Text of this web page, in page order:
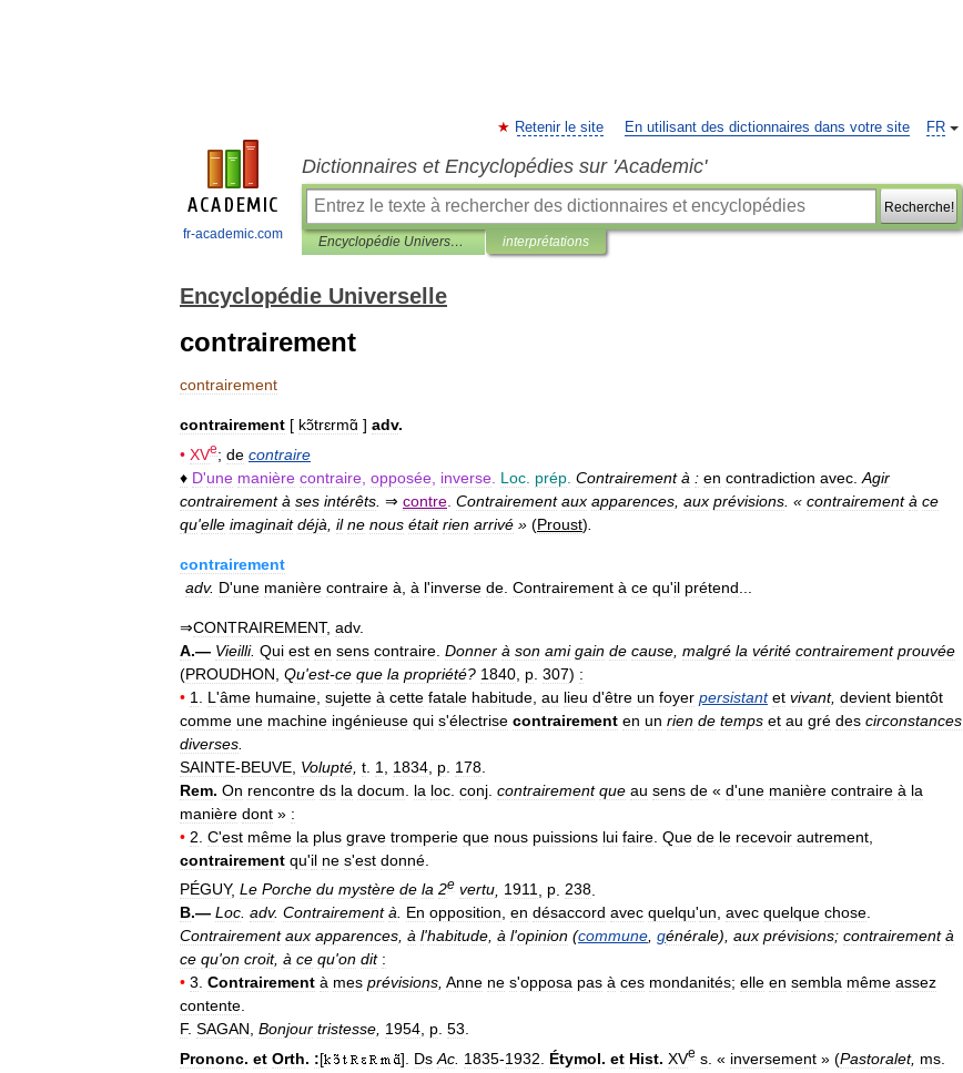
fr-academic.com
FR
Retenir le site En utilisant des dictionnaires dans votre site
Dictionnaires et Encyclopédies sur 'Academic'
Recherche!
Encyclopédie Universelle interprétations
Encyclopédie Universelle
contrairement
contrairement
contrairement [ kɔ̃trɛrmɑ̃ ] adv.
• XVe; de contraire
♦ D'une manière contraire opposée inverse Loc prép Contrairement à : en contradiction avec Agir
contrairement à ses intérêts ⇒ contre Contrairement aux apparences aux prévisions . « contrairement à ce
qu'elle imaginait déjà il ne nous était rien arrivé » (Proust)
contrairement
adv. D'une manière contraire à à l'inverse de Contrairement à ce qu'il prétend
⇒CONTRAIREMENT, adv.
A.— Vieilli. Qui est en sens contraire Donner à son ami gain de cause malgré la vérité contrairement prouvée
(PROUDHON Qu'est-ce que la propriété? 1840 p 307) :
• 1 L 'âme humaine sujette à cette fatale habitude au lieu d'être un foyer persistant et vivant, devient bientôt
comme une machine ingénieuse qui s'électrise contrairement en un rien de temps et au gré des circonstances
diverses
SAINTE-BEUVE Volupté t 1 1834 p 178
Rem. On rencontre ds la docum la loc conj contrairement que au sens de « d'une manière contraire à la
manière dont » :
• 2 C'est même la plus grave tromperie que nous puissions lui faire Que de le recevoir autrement
contrairement qu'il ne s'est donné
PÉGUY, Le Porche du mystère de la 2e vertu 1911 p 238
B.— Loc. adv. Contrairement à. En opposition, en désaccord avec quelqu'un, avec quelque chose.
Contrairement aux apparences, à l'habitude, à l'opinion (commune, générale), aux prévisions; contrairement à
ce qu'on croit, à ce qu'on dit :
• 3. Contrairement à mes prévisions, Anne ne s'opposa pas à ces mondanités; elle en sembla même assez
contente.
F. SAGAN, Bonjour tristesse, 1954, p. 53.
Prononc. et Orth. :[ ]. Ds Ac 1835-1932 Étymol. et Hist. XVe s . « inversement » (Pastoralet, ms